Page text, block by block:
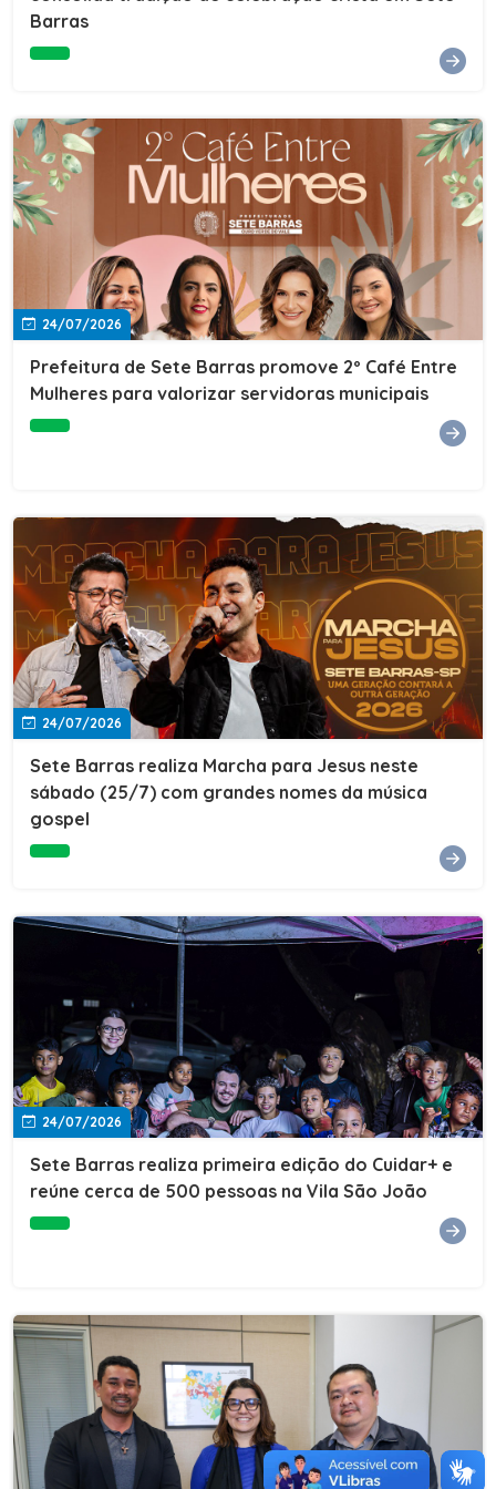
e do Instituto de Desenvolvimento Profissional
fundador da empresa Seu Consultor.Inscrições: FAÇA
AQUI
Barras
24/07/2026
Prefeitura de Sete Barras promove 2º Café Entre
Mulheres para valorizar servidoras municipais
24/07/2026
Sete Barras realiza Marcha para Jesus neste
sábado (25/7) com grandes nomes da música
gospel
24/07/2026
Sete Barras realiza primeira edição do Cuidar+ e
reúne cerca de 500 pessoas na Vila São João